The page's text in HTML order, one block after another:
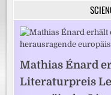
Mathias Énard
Literaturpreis